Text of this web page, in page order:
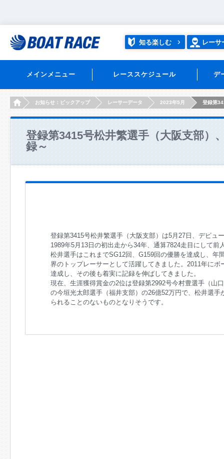
知る楽しむ レーサ
メインメニュー レーススケジュール デ
HOMEお知らせ：ピックアップ レーサーデータ 2023年5月 登録第
登録第3415号松井繁選手（大阪支部）
録～
登録第3415号松井繁選手（大阪支部）は5月27日、デビュ
1989年5月13日の初出走から34年、通算7824走目にして前
松井選手はこれまでSG12回、G159回の優勝を達成し、
界のトップレーサーとして活躍してきました。2011年に
達成し、その後も着実に記録を伸ばしてきました。
現在、生涯獲得賞金の2位は登録第2992号今村豊選手（山
の今垣光太郎選手（福井支部）の26億52万円で、松井選
られることのないものとなりそうです。